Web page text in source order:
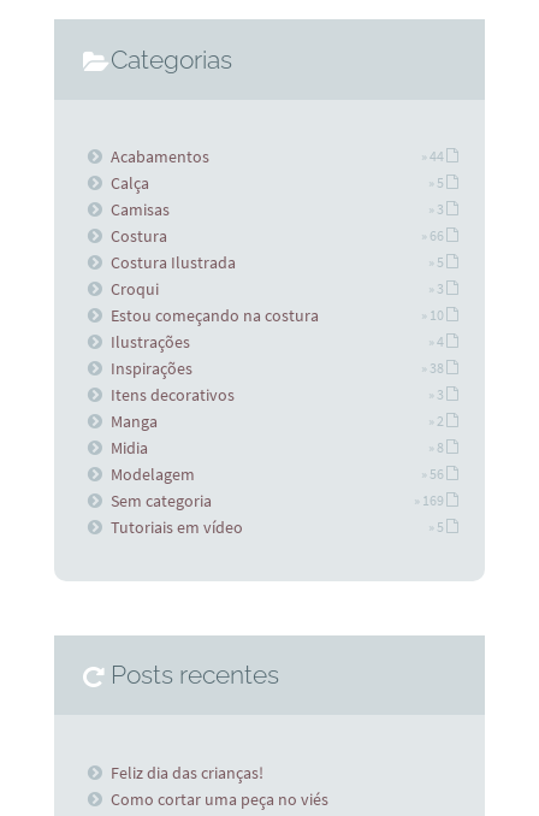
Categorias
Acabamentos » 44
Calça » 5
Camisas » 3
Costura » 66
Costura Ilustrada » 5
Croqui » 3
Estou começando na costura » 10
Ilustrações » 4
Inspirações » 38
Itens decorativos » 3
Manga » 2
Midia » 8
Modelagem » 56
Sem categoria » 169
Tutoriais em vídeo » 5
Posts recentes
Feliz dia das crianças!
Como cortar uma peça no viés